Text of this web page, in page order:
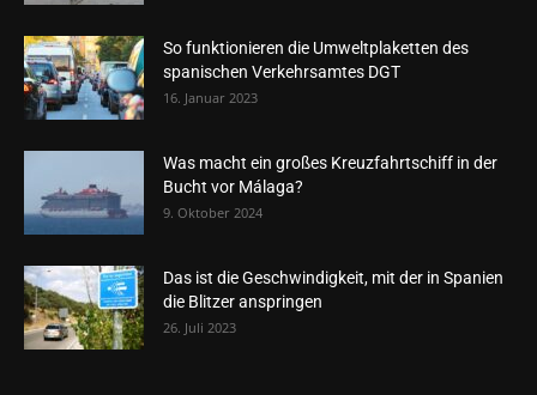
So funktionieren die Umweltplaketten des
spanischen Verkehrsamtes DGT
16. Januar 2023
Was macht ein großes Kreuzfahrtschiff in der
Bucht vor Málaga?
9. Oktober 2024
Das ist die Geschwindigkeit, mit der in Spanien
die Blitzer anspringen
26. Juli 2023